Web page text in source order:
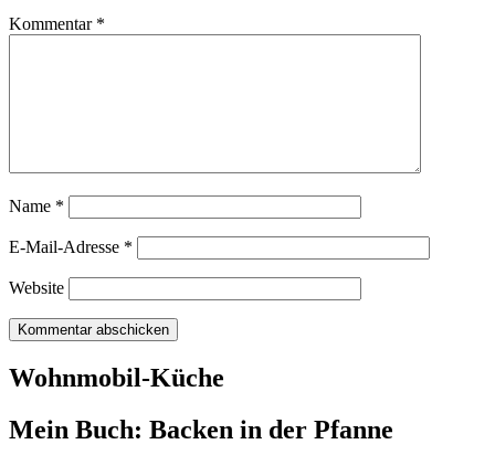
Kommentar *
Name *
E-Mail-Adresse *
Website
Wohnmobil-Küche
Mein Buch: Backen in der Pfanne